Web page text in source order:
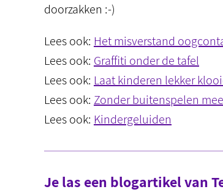
doorzakken :-)
Lees ook: Het misverstand
Lees ook: Graffiti onder de tafel
Lees ook: Laat kinderen lekker
Lees ook: Zonder buitenspelen
Lees ook: Kindergeluiden
Je las een blogartikel van